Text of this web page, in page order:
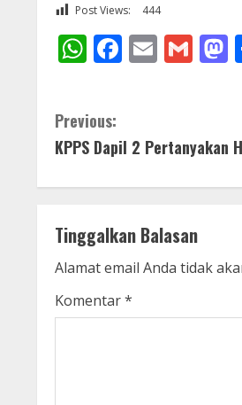
Post Views: 444
WhatsApp
Email
C
o
n
t
i
n
Previous:
KPPS Dapil 2 Pertanyakan
Tinggalkan Balasan
Alamat email Anda tidak
Komentar*